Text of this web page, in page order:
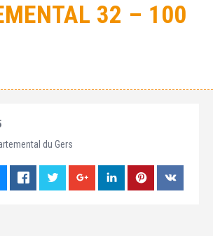
32 – 100
du Gers